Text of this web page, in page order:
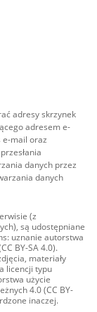
adresy skrzynek
adresem e-
e-mail oraz
danych przez
danych
(z
są udostępniane
uznanie autorstwa
BY-SA 4.0).
materiały
licencji typu
użycie
4.0 (CC BY-
inaczej.